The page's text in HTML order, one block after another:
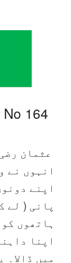
164
عثمان
انہوں نے
اپنے
پانی ( لے
ہاتھوں
اپنا
میں